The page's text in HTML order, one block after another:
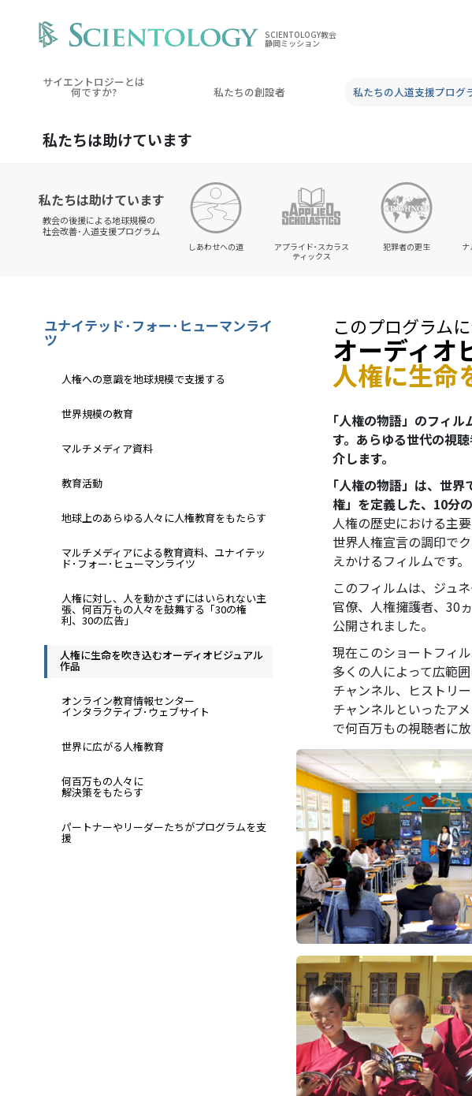
SCIENTOLOGY教会
静岡ミッション
サイエントロジーとは
何ですか? 私たちの創設者 私たちの人道支援プログ
私たちは助けています
私たちは助けています
教会の後援による地球規模の
社会改善･人道支援プログラム
しあわせへの道
アプライド･スカラス
ティックス
犯罪者の更生
このプログラム
オーディオ
人権に生命
｢人権の物語」のフィ
す。あらゆる世代の視
介します。
｢人権の物語」は、世
権」を定義した、10分
人権の歴史における主
世界人権宣言の調印で
えかけるフィルムです。
このフィルムは、ジュ
官僚、人権擁護者、30
公開されました。
現在このショートフィ
多くの人によって広範
チャンネル、ヒストリ
チャンネルといったア
で何百万もの視聴者に
ユナイテッド･フォー･ヒューマンライ
ツ
人権への意識を地球規模で支援する
世界規模の教育
マルチメディア資料
教育活動
地球上のあらゆる人々に人権教育をもたらす
マルチメディアによる教育資料、ユナイテッ
ド･フォー･ヒューマンライツ
人権に対し、人を動かさずにはいられない主
張、何百万もの人々を鼓舞する「30の権
利、30の広告」
人権に生命を吹き込むオーディオビジュアル
作品
オンライン教育情報センター
インタラクティブ･ウェブサイト
世界に広がる人権教育
何百万もの人々に
解決策をもたらす
パートナーやリーダーたちがプログラムを支
援